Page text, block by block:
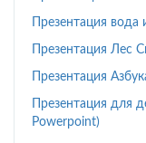
Презентация
Презентация Лес
Презентация
Презентация для
Powerpoint)